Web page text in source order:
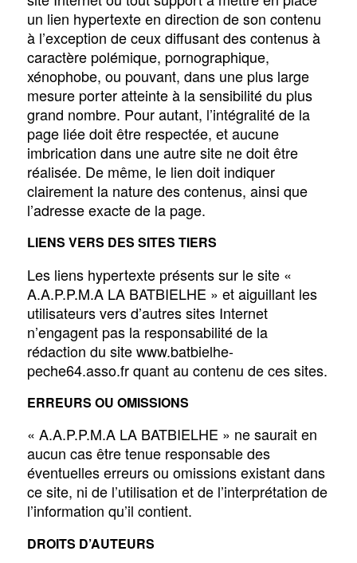
un lien hypertexte en direction de son contenu
à l’exception de ceux diffusant des contenus à
caractère polémique, pornographique,
xénophobe, ou pouvant, dans une plus large
mesure porter atteinte à la sensibilité du plus
grand nombre. Pour autant, l’intégralité de la
page liée doit être respectée, et aucune
imbrication dans une autre site ne doit être
réalisée. De même, le lien doit indiquer
clairement la nature des contenus, ainsi que
l’adresse exacte de la page.
LIENS VERS DES SITES TIERS
Les liens hypertexte présents sur le site «
A.A.P.P.M.A LA BATBIELHE » et aiguillant les
utilisateurs vers d’autres sites Internet
n’engagent pas la responsabilité de la
rédaction du site www.batbielhe-
peche64.asso.fr quant au contenu de ces sites.
ERREURS OU OMISSIONS
« A.A.P.P.M.A LA BATBIELHE » ne saurait en
aucun cas être tenue responsable des
éventuelles erreurs ou omissions existant dans
ce site, ni de l’utilisation et de l’interprétation de
l’information qu’il contient.
DROITS D’AUTEURS